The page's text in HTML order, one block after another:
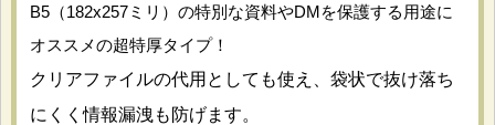
B5（182x257ミリ）の特別な資料やDMを保護する用途に
オススメの超特厚タイプ！
クリアファイルの代用としても使え、袋状で抜け落ち
にくく情報漏洩も防げます。